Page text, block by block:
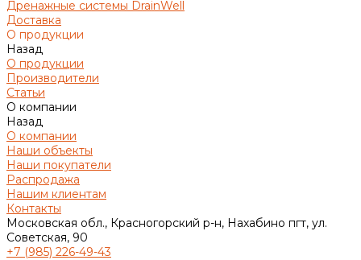
Дренажные системы DrainWell
Доставка
О продукции
Назад
О продукции
Производители
Статьи
О компании
Назад
О компании
Наши объекты
Наши покупатели
Распродажа
Нашим клиентам
Контакты
Московская обл., Красногорский р-н, Нахабино пгт, ул.
Советская, 90
+7 (985) 226-49-43